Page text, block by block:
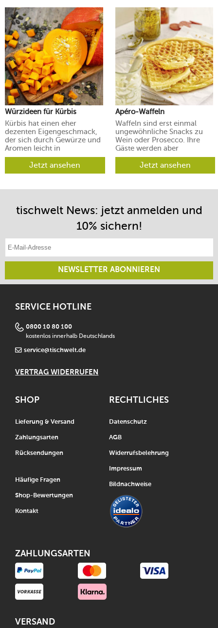
Würzideen für Kürbis
Kürbis hat einen eher
dezenten Eigengeschmack,
der sich durch Gewürze und
Aromen leicht in
verschiedene Richtungen
lenken lässt.Jetzt ansehen
Apéro-Waffeln
Waffeln sind erst einmal
ungewöhnliche Snacks zu
Wein oder Prosecco. Ihre
Gäste werden aber
begeistert sein.
Jetzt ansehen
tischwelt News: jetzt anmelden und
10% sichern!
E-Mail-Adresse eintragen
NEWSLETTER ABONNIEREN
SERVICE HOTLINE
0800 10 80 100
kostenlos innerhalb Deutschlands
service@tischwelt.de
VERTRAG WIDERRUFEN
SHOP
Lieferung & Versand
Zahlungsarten
Rücksendungen
Häufige Fragen
Shop-Bewertungen
Kontakt
RECHTLICHES
Datenschutz
AGB
Widerrufsbelehrung
Impressum
Bildnachweise
ZAHLUNGSARTEN
VERSAND